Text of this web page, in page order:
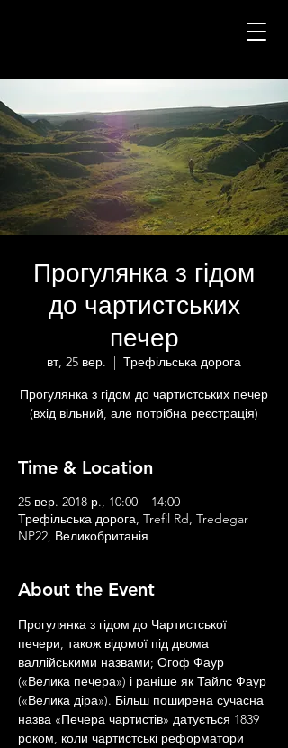
Прогулянка з гідом
до чартистських
печер
вт, 25 вер.
  |
Трефільська дорога
Прогулянка з гідом до чартистських печер
(вхід вільний, але потрібна реєстрація)
Time & Location
25 вер. 2018 р., 10:00 – 14:00
Трефільська дорога, Trefil Rd, Tredegar
NP22, Великобританія
About the Event
Прогулянка з гідом до Чартистської
печери, також відомої під двома
валлійськими назвами; Огоф Фаур
(«Велика печера») і раніше як Тайлс Фаур
(«Велика діра»). Більш поширена сучасна
назва «Печера чартистів» датується 1839
роком, коли чартистські реформатори